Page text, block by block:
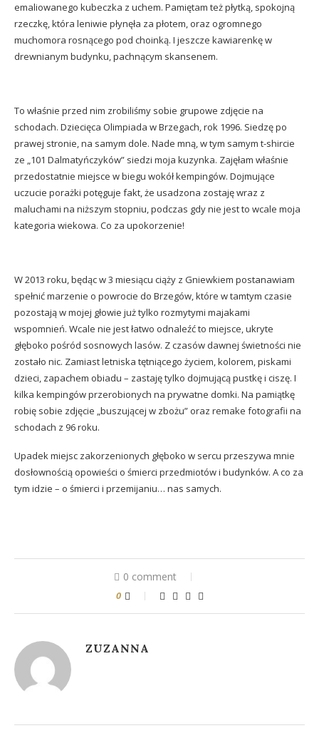
emaliowanego kubeczka z uchem. Pamiętam też płytką, spokojną
rzeczkę, która leniwie płynęła za płotem, oraz ogromnego
muchomora rosnącego pod choinką. I jeszcze kawiarenkę w
drewnianym budynku, pachnącym skansenem.
To właśnie przed nim zrobiliśmy sobie grupowe zdjęcie na
schodach. Dziecięca Olimpiada w Brzegach, rok 1996. Siedzę po
prawej stronie, na samym dole. Nade mną, w tym samym t-shircie
ze „101 Dalmatyńczyków” siedzi moja kuzynka. Zajęłam właśnie
przedostatnie miejsce w biegu wokół kempingów. Dojmujące
uczucie porażki potęguje fakt, że usadzona zostaję wraz z
maluchami na niższym stopniu, podczas gdy nie jest to wcale moja
kategoria wiekowa. Co za upokorzenie!
W 2013 roku, będąc w 3 miesiącu ciąży z Gniewkiem postanawiam
spełnić marzenie o powrocie do Brzegów, które w tamtym czasie
pozostają w mojej głowie już tylko rozmytymi majakami
wspomnień. Wcale nie jest łatwo odnaleźć to miejsce, ukryte
głęboko pośród sosnowych lasów. Z czasów dawnej świetności nie
zostało nic. Zamiast letniska tętniącego życiem, kolorem, piskami
dzieci, zapachem obiadu – zastaję tylko dojmującą pustkę i ciszę. I
kilka kempingów przerobionych na prywatne domki. Na pamiątkę
robię sobie zdjęcie „buszującej w zbożu” oraz remake fotografii na
schodach z 96 roku.
Upadek miejsc zakorzenionych głęboko w sercu przeszywa mnie
dosłownością opowieści o śmierci przedmiotów i budynków. A co za
tym idzie – o śmierci i przemijaniu… nas samych.
0 comment
0
ZUZANNA